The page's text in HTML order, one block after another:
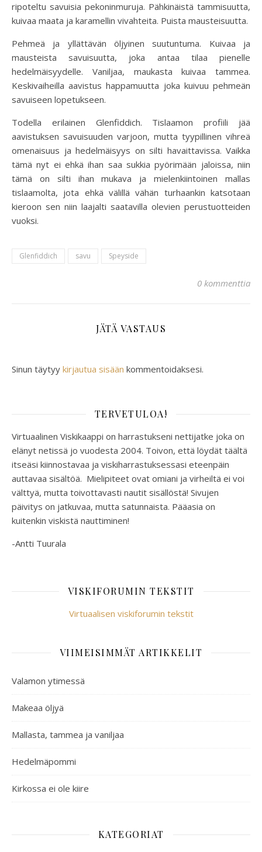
ripoteltu savuisia pekoninmuruja. Pähkinäistä tammisuutta,
kuivaa maata ja karamellin vivahteita. Puista mausteisuutta.
Pehmeä ja yllättävän öljyinen suutuntuma. Kuivaa ja
mausteista savuisuutta, joka antaa tilaa pienelle
hedelmäisyydelle. Vaniljaa, maukasta kuivaa tammea.
Keskivaiheilla aavistus happamuutta joka kuivuu pehmeän
savuiseen lopetukseen.
Todella erilainen Glenfiddich. Tislaamon profiili jää
aavistuksen savuisuuden varjoon, mutta tyypillinen vihreä
omenaisuus ja hedelmäisyys on silti havaittavissa. Vaikka
tämä nyt ei ehkä ihan saa sukkia pyörimään jaloissa, niin
tämä on silti ihan mukava ja mielenkiintoinen mallas
tislaamolta, jota ehkä välillä vähän turhaankin katsotaan
kieroon sen niin laajalti saatavilla olevien perustuotteiden
vuoksi.
Glenfiddich savu Speyside
0 kommenttia
JÄTÄ VASTAUS
Sinun täytyy kirjautua sisään kommentoidaksesi.
TERVETULOA!
Virtuaalinen Viskikaappi on harrastukseni nettijatke joka on
elänyt netissä jo vuodesta 2004. Toivon, että löydät täältä
itseäsi kiinnostavaa ja viskiharrastuksessasi eteenpäin
auttavaa sisältöä. Mielipiteet ovat omiani ja virheiltä ei voi
välttyä, mutta toivottavasti nautit sisällöstä! Sivujen
päivitys on jatkuvaa, mutta satunnaista. Pääasia on
kuitenkin viskistä nauttiminen!
-Antti Tuurala
VISKIFORUMIN TEKSTIT
Virtuaalisen viskiforumin tekstit
VIIMEISIMMÄT ARTIKKELIT
Valamon ytimessä
Makeaa öljyä
Mallasta, tammea ja vaniljaa
Hedelmäpommi
Kirkossa ei ole kiire
KATEGORIAT